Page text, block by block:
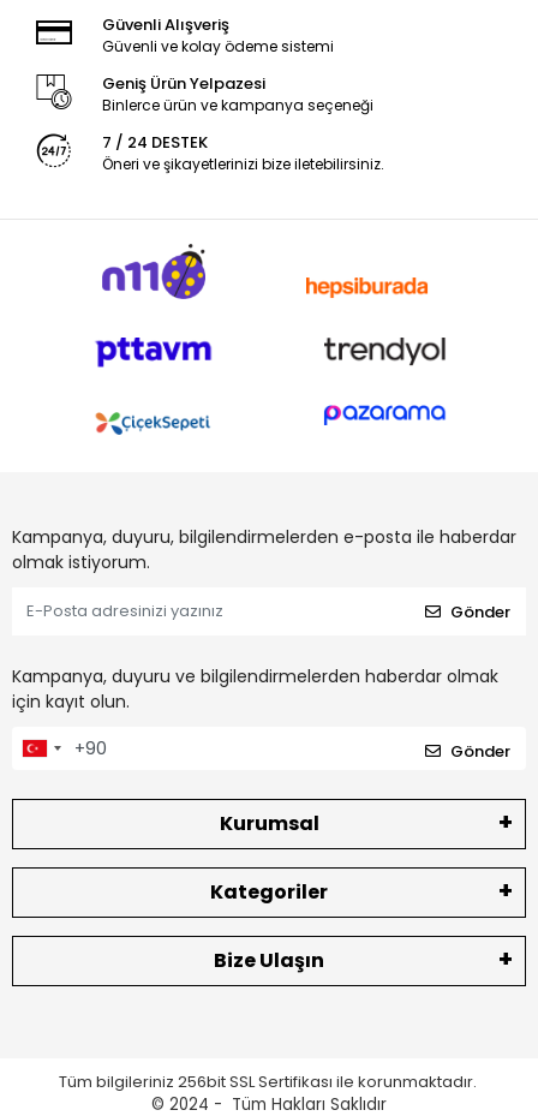
Güvenli Alışveriş
Güvenli ve kolay ödeme sistemi
Geniş Ürün Yelpazesi
Binlerce ürün ve kampanya seçeneği
7 / 24 DESTEK
Öneri ve şikayetlerinizi bize iletebilirsiniz.
Kampanya, duyuru, bilgilendirmelerden e-posta ile haberdar
olmak istiyorum.
Gönder
Kampanya, duyuru ve bilgilendirmelerden haberdar olmak
için kayıt olun.
Gönder
Kurumsal
Kategoriler
Bize Ulaşın
Tüm bilgileriniz 256bit SSL Sertifikası ile korunmaktadır.
© 2024 - Tüm Hakları Saklıdır